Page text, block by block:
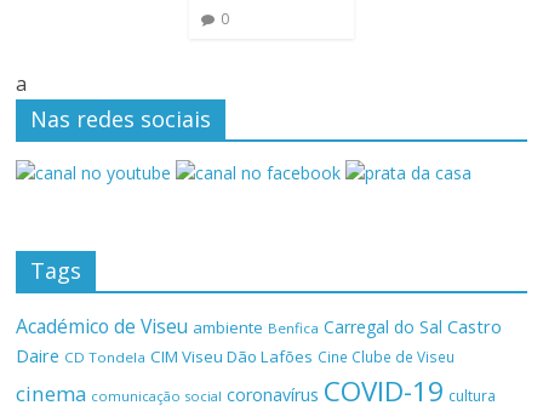
0
a
Nas redes sociais
Tags
Académico de Viseu ambiente Benfica Carregal do Sal Castro
Daire CD Tondela CIM Viseu Dão Lafões Cine Clube de Viseu
cinema comunicação social coronavírus COVID-19 cultura